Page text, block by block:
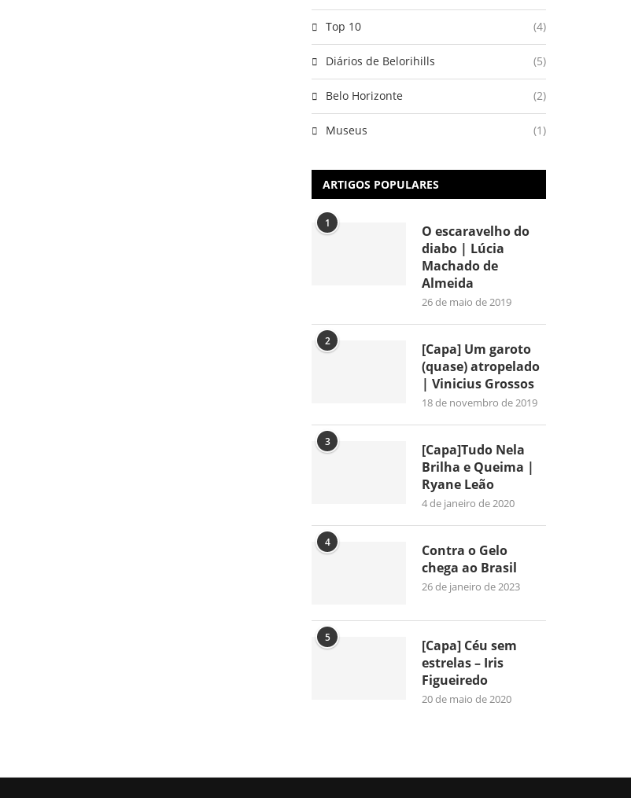
Top 10 (4)
Diários de Belorihills (5)
Belo Horizonte (2)
Museus (1)
ARTIGOS POPULARES
1
O escaravelho do
diabo | Lúcia
Machado de
Almeida
26 de maio de 2019
2
[Capa] Um garoto
(quase) atropelado
| Vinicius Grossos
18 de novembro de 2019
3
[Capa]Tudo Nela
Brilha e Queima |
Ryane Leão
4 de janeiro de 2020
4
Contra o Gelo
chega ao Brasil
26 de janeiro de 2023
5
[Capa] Céu sem
estrelas – Iris
Figueiredo
20 de maio de 2020